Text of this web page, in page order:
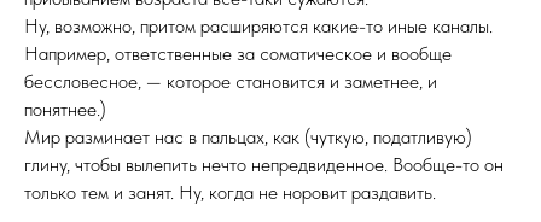
Ну, возможно, притом расширяются какие-то иные каналы.
Например, ответственные за соматическое и вообще
бессловесное, — которое становится и заметнее, и
понятнее.)
Мир разминает нас в пальцах, как (чуткую, податливую)
глину, чтобы вылепить нечто непредвиденное. Вообще-то он
только тем и занят. Ну, когда не норовит раздавить.